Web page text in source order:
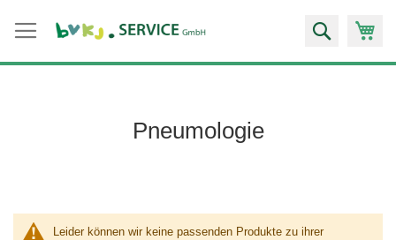
Zum
Inhalt
springen
Suche
Pneumologie
Leider können wir keine passenden Produkte zu ihrer